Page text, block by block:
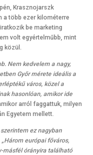
Krasznojarszk
a több ezer kilométerre
be marketing
volt egyértelműbb, mint
közül.
Nem kedvelem a nagy,
Győr mérete ideális a
város, közel a
hasonlóan, amikor ide
arról faggattuk, milyen
Egyetem mellett.
ez nagyban
„Három európai főváros,
másfél órányira található